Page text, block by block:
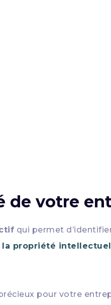
de votre
qui permet
la propriété
pour votre